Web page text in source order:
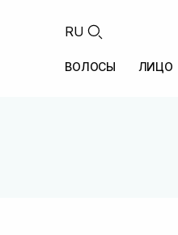
RU
ВОЛОСЫ ЛИЦО